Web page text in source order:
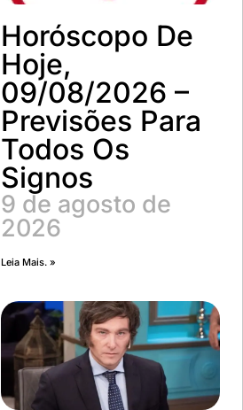
Horóscopo De
Hoje,
09/08/2026 –
Previsões Para
Todos Os
Signos
9 de agosto de
2026
Leia Mais. »